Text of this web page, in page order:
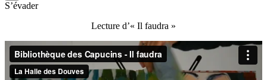
S’évader
Lecture d’« Il faudra »